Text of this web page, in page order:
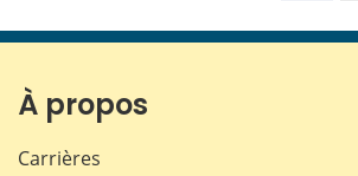
page
À propos
Carrières